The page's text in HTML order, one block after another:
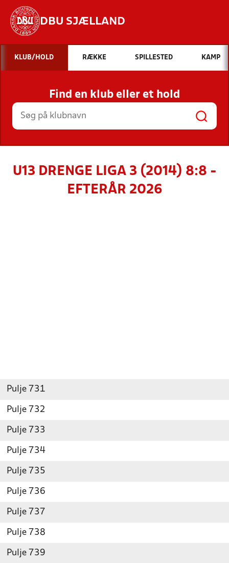
DBU SJÆLLAND
Hvad vil du søge efter?
INDHOLD OG NYHEDER
STILLINGER, RESULTATER, KLUBBER OG
HOLD
KLUB/HOLD RÆKKE SPILLESTED KAMP
Find en klub eller et hold
U13 DRENGE LIGA 3 (2014) 8:8 -
EFTERÅR 2026
Pulje 731
Pulje 732
Pulje 733
Pulje 734
Pulje 735
Pulje 736
Pulje 737
Pulje 738
Pulje 739